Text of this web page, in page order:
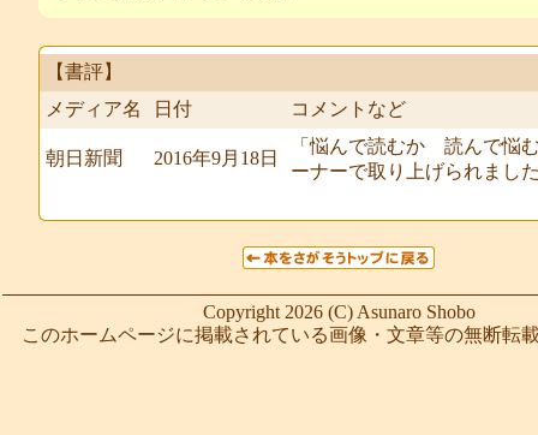
【書評】
メディア名
日付 コメントなど
朝日新聞 2016年9月18日
「悩んで読むか 読んで悩
ーナーで取り上げられまし
Copyright 2026 (C) Asunaro Shobo
このホームページに掲載されている画像・文章等の無断転